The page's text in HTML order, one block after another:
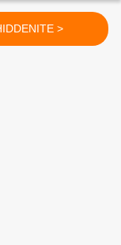
HIDDENITE >